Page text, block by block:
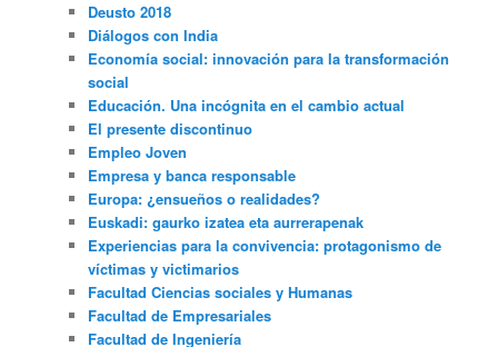
Deusto 2018
Diálogos con India
Economía social: innovación para la transformación
social
Educación. Una incógnita en el cambio actual
El presente discontinuo
Empleo Joven
Empresa y banca responsable
Europa: ¿ensueños o realidades?
Euskadi: gaurko izatea eta aurrerapenak
Experiencias para la convivencia: protagonismo de
víctimas y victimarios
Facultad Ciencias sociales y Humanas
Facultad de Empresariales
Facultad de Ingeniería